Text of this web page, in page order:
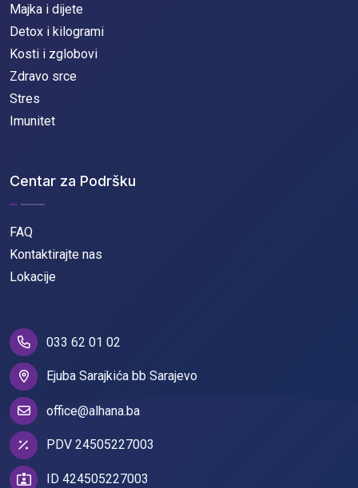
Majka i dijete
Detox i kilogrami
Kosti i zglobovi
Zdravo srce
Stres
Imunitet
Centar za Podršku
FAQ
Kontaktirajte nas
Lokacije
033 62 01 02
Ejuba Sarajkića bb Sarajevo
office@alhana.ba
PDV 24505227003
ID 424505227003